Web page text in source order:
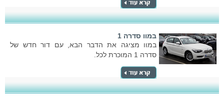
במוו סדרה 1
במוו מציגה את הדבר הבא, עם דור חדש של
סדרה 1 המוכרת לכל.